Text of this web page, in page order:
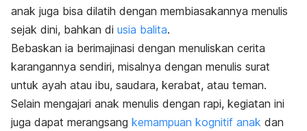
anak juga bisa dilatih dengan membiasakannya menulis
sejak dini, bahkan di usia balita.
Bebaskan ia berimajinasi dengan menuliskan cerita
karangannya sendiri, misalnya dengan menulis surat
untuk ayah atau ibu, saudara, kerabat, atau teman.
Selain mengajari anak menulis dengan rapi, kegiatan ini
juga dapat merangsang kemampuan kognitif anak dan